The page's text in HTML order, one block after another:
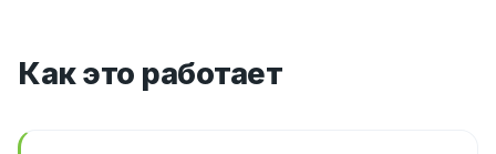
Как это работает